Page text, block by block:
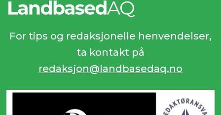
For tips og redaksjonelle henvendelser,
ta kontakt på
redaksjon@landbasedaq.no